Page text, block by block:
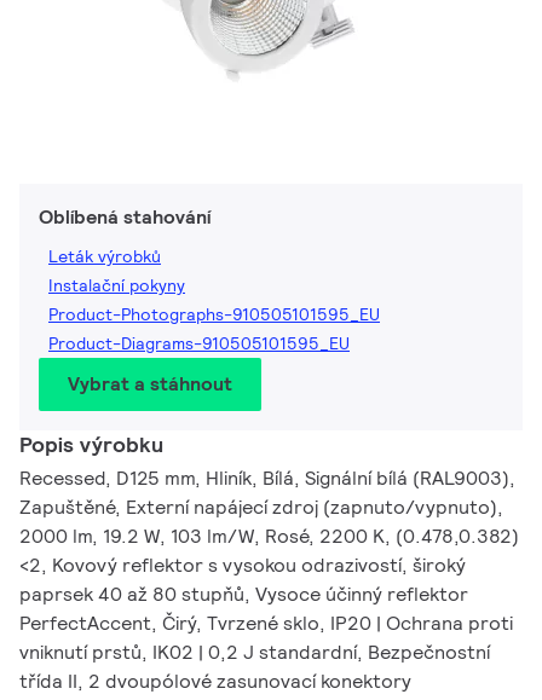
Oblíbená stahování
Leták výrobků
Instalační pokyny
Product-Photographs-910505101595_EU
Product-Diagrams-910505101595_EU
Vybrat a stáhnout
Popis výrobku
Recessed, D125 mm, Hliník, Bílá, Signální bílá (RAL9003),
Zapuštěné, Externí napájecí zdroj (zapnuto/vypnuto),
2000 lm, 19.2 W, 103 lm/W, Rosé, 2200 K, (0.478,0.382)
<2, Kovový reflektor s vysokou odrazivostí, široký
paprsek 40 až 80 stupňů, Vysoce účinný reflektor
PerfectAccent, Čirý, Tvrzené sklo, IP20 | Ochrana proti
vniknutí prstů, IK02 | 0,2 J standardní, Bezpečnostní
třída II, 2 dvoupólové zasunovací konektory